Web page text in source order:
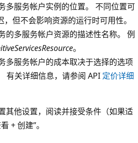
多服务帐户实例的位置。 不同位置可
，但不会影响资源的运行时可用性。
的多服务帐户资源的描述性名称。 例
。
多服务帐户的成本取决于选择的选项
有关详细信息，请参阅 API 定价详细
其他设置，阅读并接受条件（如果适
+ 创建”。